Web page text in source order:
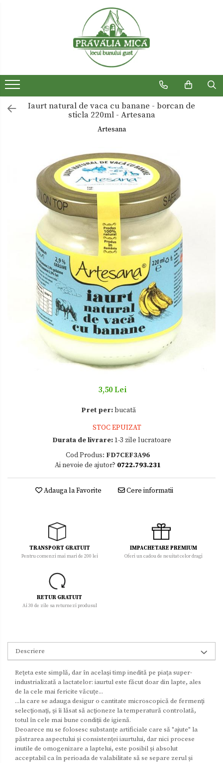
Dulceturi fara zahar
Dulciuri de casa
Iaurt natural de vaca cu banane - borcan de
sticla 220ml - Artesana
Artesana
3,50 Lei
Pret per:bucată
STOC EPUIZAT
Durata de livrare:1-3 zile lucratoare
Cod Produs: FD7CEF3A96
Ai nevoie de ajutor? 0722.793.231
Adauga la Favorite Cere informatii
TRANSPORT GRATUIT
Pentru comenzi mai mari de 200 lei
IMPACHETARE PREMIUM
Oferi un cadou de neuitat celor dragi
RETUR GRATUIT
Ai 30 de zile sa returnezi produsul
Descriere
Reţeta este simplă, dar în acelaşi timp inedită pe piaţa super-
industrializată a lactatelor: iaurtul este făcut doar din lapte, ales
de la cele mai fericite văcuțe...
...la care se adauga desigur o cantitate microscopică de fermenţi
selecţionaţi, şi îi lăsat să acţioneze la temperatură controlată,
totul în cele mai bune condiţii de igienă.
Deoarece nu se folosesc substanţe artificiale care să "ajute" la
păstrarea aspectului și consistenței iaurtului, dar nici procese
inutile de omogenizare a laptelui, este posibil și absolut
acceptabil ca în perioada de valabilitate să se separe zerul și